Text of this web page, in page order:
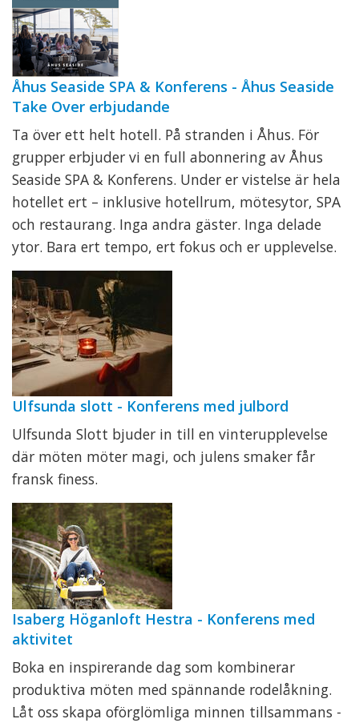
Åhus Seaside SPA & Konferens - Åhus Seaside
Take Over erbjudande
Ta över ett helt hotell. På stranden i Åhus. För
grupper erbjuder vi en full abonnering av Åhus
Seaside SPA & Konferens. Under er vistelse är hela
hotellet ert – inklusive hotellrum, mötesytor, SPA
och restaurang. Inga andra gäster. Inga delade
ytor. Bara ert tempo, ert fokus och er upplevelse.
Ulfsunda slott - Konferens med julbord
Ulfsunda Slott bjuder in till en vinterupplevelse
där möten möter magi, och julens smaker får
fransk finess.
Isaberg Höganloft Hestra - Konferens med
aktivitet
Boka en inspirerande dag som kombinerar
produktiva möten med spännande rodelåkning.
Låt oss skapa oförglömliga minnen tillsammans -